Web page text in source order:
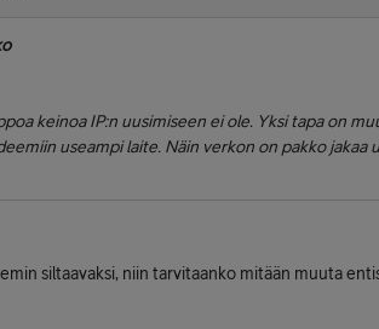
keinoa IP:n uusimiseen ei ole. Yksi tapa on
useampi laite. Näin verkon on pakko jakaa
siltaavaksi, niin tarvitaanko mitään muuta